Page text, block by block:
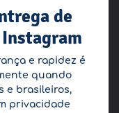
de
e rapidez é
quando
e brasileiros,
privacidade